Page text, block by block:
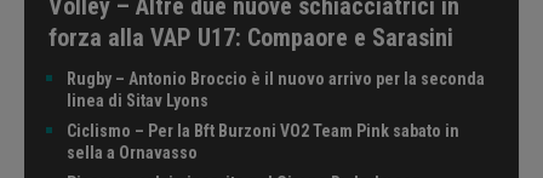
Volley – Altre due nuove schiacciatrici in
forza alla VAP U17: Compaore e Sarasini
Rugby – Antonio Broccio è il nuovo arrivo per la seconda
linea di Sitav Lyons
Ciclismo – Per la Bft Burzoni VO2 Team Pink sabato in
sella a Ornavasso